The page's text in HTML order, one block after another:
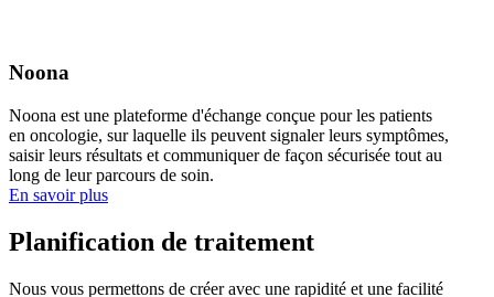
Noona
Noona est une plateforme d'échange conçue pour les patients
en oncologie, sur laquelle ils peuvent signaler leurs symptômes,
saisir leurs résultats et communiquer de façon sécurisée tout au
long de leur parcours de soin.
En savoir plus
Planification de traitement
Nous vous permettons de créer avec une rapidité et une facilité